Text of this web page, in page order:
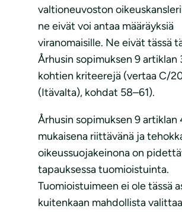
valtioneuvoston
ne eivät voi antaa määräyksiä
viranomaisille. Ne eivät tässä
Århusin sopimuksen 9 artiklan
kohtien kriteerejä (vertaa C/
(Itävalta), kohdat 58–61).
Århusin sopimuksen 9 artiklan
mukaisena riittävänä ja
oikeussuojakeinona on
tapauksessa tuomioistuinta.
Tuomioistuimeen ei ole tässä
kuitenkaan mahdollista